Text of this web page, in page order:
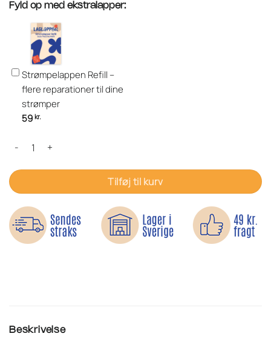
Fyld op med ekstralapper:
Strømpelappen Refill –
flere reparationer til dine
strømper
59 kr.
Strømpelappen – reparér huller i strømper på et øjeblik antal
Tilføj til kurv
Beskrivelse